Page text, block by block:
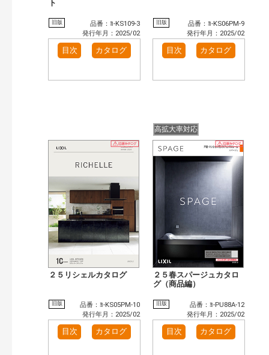
ト
旧版
品番：ﾖ-KS109-3
発行年月：2025/02
目次 カタログ
旧版
品番：ﾖ-KS06PM-9
発行年月：2025/02
目次 カタログ
２５リシェルカタログ
旧版
品番：ﾖ-KS05PM-10
発行年月：2025/02
目次 カタログ
高拡大率対応
２５春スパージュカタロ
グ（商品編）
旧版
品番：ﾖ-PU88A-12
発行年月：2025/02
目次 カタログ